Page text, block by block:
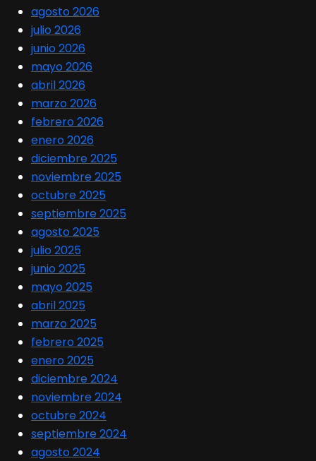
agosto 2026
julio 2026
junio 2026
mayo 2026
abril 2026
marzo 2026
febrero 2026
enero 2026
diciembre 2025
noviembre 2025
octubre 2025
septiembre 2025
agosto 2025
julio 2025
junio 2025
mayo 2025
abril 2025
marzo 2025
febrero 2025
enero 2025
diciembre 2024
noviembre 2024
octubre 2024
septiembre 2024
agosto 2024